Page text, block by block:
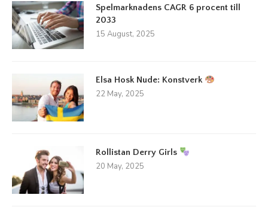
Spelmarknadens CAGR 6 procent till
2033
15 August, 2025
Elsa Hosk Nude: Konstverk
22 May, 2025
Rollistan Derry Girls
20 May, 2025